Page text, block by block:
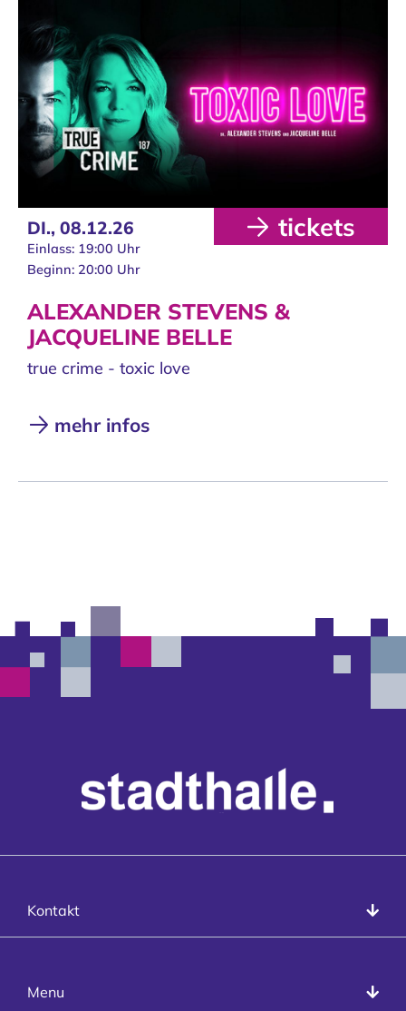
DI., 08.12.26
Einlass: 19:00 Uhr
Beginn: 20:00 Uhr
tickets
ALEXANDER STEVENS &
JACQUELINE BELLE
true crime - toxic love
mehr infos
info@stadthalle-goettingen.de
T+49 551 99958-0
Kontakt
Menu